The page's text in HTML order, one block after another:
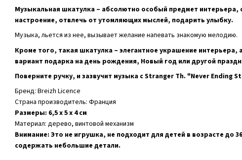
Музыкальная шкатулка – абсолютно особый предмет интерьера,
настроение, отвлечь от утомляющих мыслей, подарить улыбку.
Музыка, льется из нее, вызывает желание напевать знакомую мелодию.
Кроме того, такая шкатулка – элегантное украшение интерьера,
вариант подарка на день рождения, Новый год или другой
Поверните ручку, и зазвучит музыка с Stranger Th. "Never Ending
Бренд: Breizh Licence
Страна производитель: Франция
Размеры: 6,5 х 5 х 4 см
Материал: дерево, винтовой механизм
Внимание: Это не игрушка, не подходит для детей в возрасте до
содержать небольшие детали.